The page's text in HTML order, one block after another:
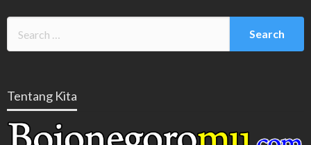
Tentang Kita